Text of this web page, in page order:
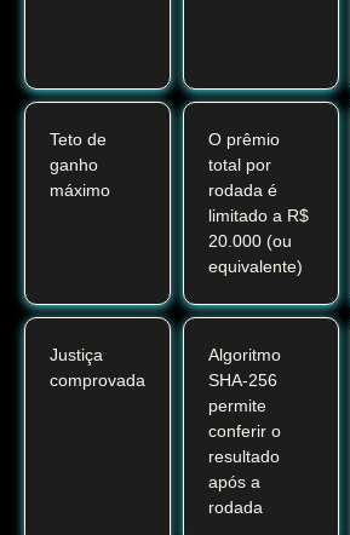
Teto de
ganho
máximo
O prêmio
total por
rodada é
limitado a R$
20.000 (ou
equivalente)
Justiça
comprovada
Algoritmo
SHA-256
permite
conferir o
resultado
após a
rodada